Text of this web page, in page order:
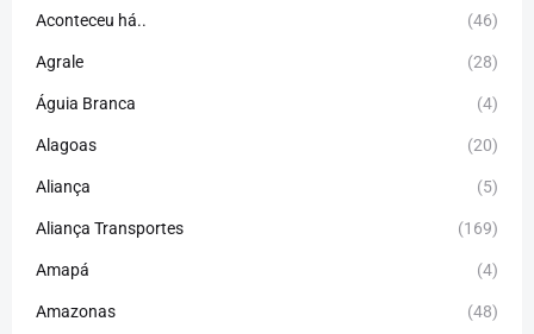
Aconteceu há.. (46)
Agrale (28)
Águia Branca (4)
Alagoas (20)
Aliança (5)
Aliança Transportes (169)
Amapá (4)
Amazonas (48)